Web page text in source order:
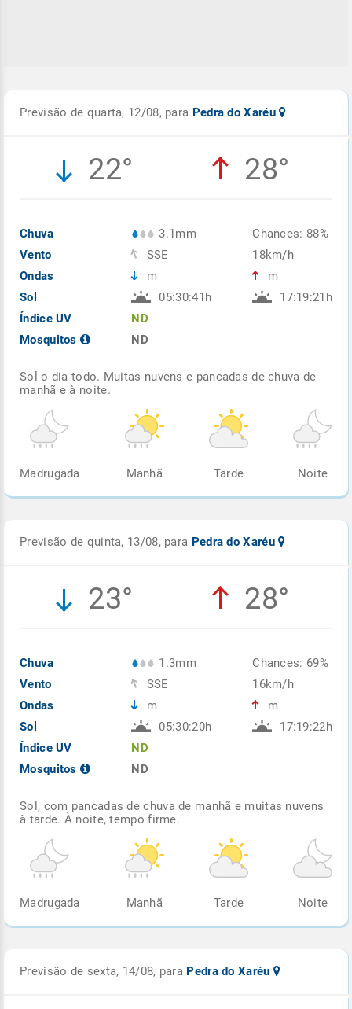
Previsão de quarta, 12/08, para Pedra do Xaréu
22° 28°
Chuva
Vento
Ondas
Sol
Índice UV
Mosquitos
3.1mm
SSE
m
05:30:41h
ND
ND
Chances: 88%
18km/h
m
17:19:21h
Sol o dia todo. Muitas nuvens e pancadas de chuva de
manhã e à noite.
Madrugada Manhã Tarde Noite
Previsão de quinta, 13/08, para Pedra do Xaréu
23° 28°
Chuva
Vento
Ondas
Sol
Índice UV
Mosquitos
1.3mm
SSE
m
05:30:20h
ND
ND
Chances: 69%
16km/h
m
17:19:22h
Sol, com pancadas de chuva de manhã e muitas nuvens
à tarde. À noite, tempo firme.
Madrugada Manhã Tarde Noite
Previsão de sexta, 14/08, para Pedra do Xaréu